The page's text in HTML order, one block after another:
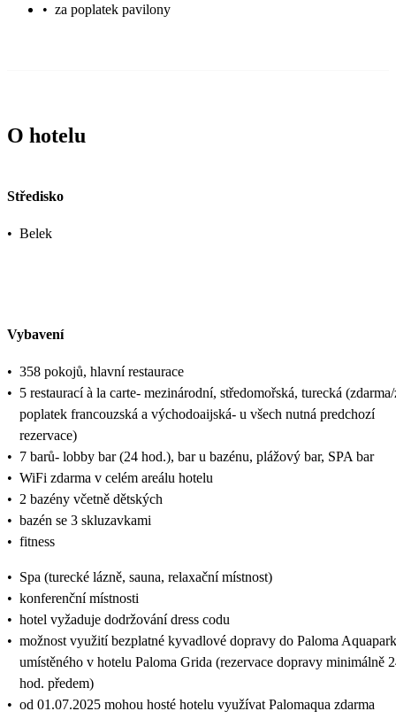
• za poplatek pavilony
O hotelu
Středisko
• Belek
Vybavení
• 358 pokojů, hlavní restaurace
• 5 restaurací à la carte- mezinárodní, středomořská, turecká
poplatek francouzská a východoaijská- u všech nutná predchozí
rezervace)
• 7 barů- lobby bar (24 hod.), bar u bazénu, plážový bar, SPA bar
• WiFi zdarma v celém areálu hotelu
• 2 bazény včetně dětských
• bazén se 3 skluzavkami
• fitness
• Spa (turecké lázně, sauna, relaxační místnost)
• konferenční místnosti
• hotel vyžaduje dodržování dress codu
• možnost využití bezplatné kyvadlové dopravy do Paloma
umístěného v hotelu Paloma Grida (rezervace dopravy minimálně
hod. předem)
• od 01.07.2025 mohou hosté hotelu využívat Palomaqua zdarma